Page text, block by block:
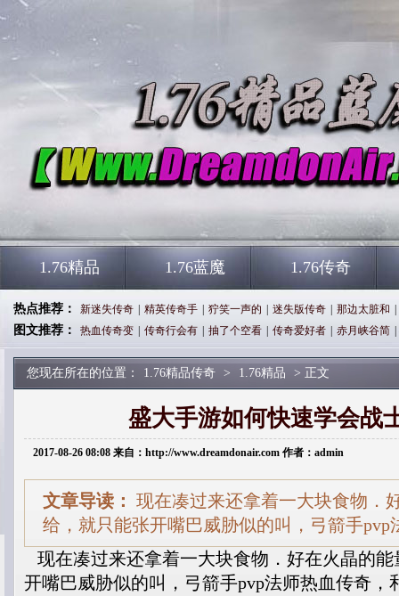
1.76精品 1.76蓝魔 1.76传奇
热点推荐： 新迷失传奇 精英传奇手 狞笑一声的 迷失版传奇 那边太脏和
图文推荐： 热血传奇变 传奇行会有 抽了个空看 传奇爱好者 赤月峡谷简
您现在所在的位置： 1.76精品传奇 > 1.76精品 > 正文
盛大手游如何快速学会战
2017-08-26 08:08 来自：http://www.dreamdonair.com 作者：admin
文章导读： 现在凑过来还拿着一大块食物．
给，就只能张开嘴巴威胁似的叫，弓箭手pvp
现在凑过来还拿着一大块食物．好在火晶的
开嘴巴威胁似的叫，弓箭手pvp法师热血传奇，